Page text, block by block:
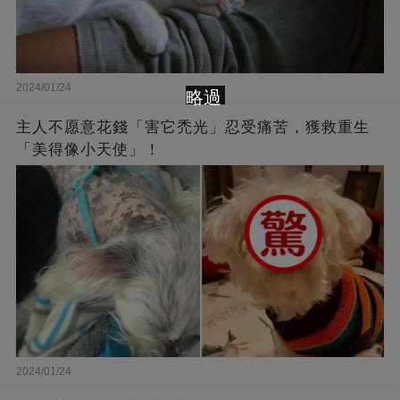
2024/01/24
主人不愿意花錢「害它禿光」忍受痛苦，獲救重生
「美得像小天使」！
2024/01/24
略過